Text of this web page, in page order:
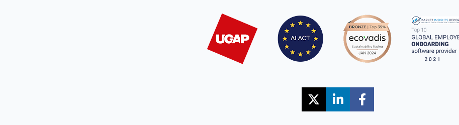
Share on X (Twitter)
Share on LinkedIn
Share on Facebook